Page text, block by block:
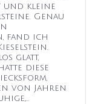
und kleine
Genau
fand ich
glatt,
diese
von Jahren